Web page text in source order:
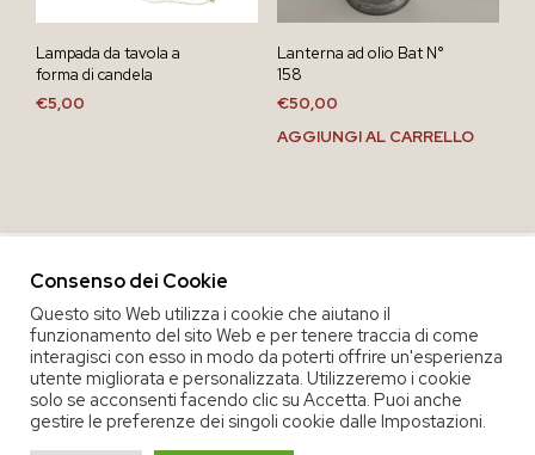
Lampada da tavola a
forma di candela
€5,00
Lanterna ad olio Bat N°
158
€50,00
AGGIUNGI AL CARRELLO
COPYRIGHT 2020 COOP. SOC. OFFICINA 68 |
Consenso dei Cookie
Questo sito Web utilizza i cookie che aiutano il
funzionamento del sito Web e per tenere traccia di come
interagisci con esso in modo da poterti offrire un'esperienza
utente migliorata e personalizzata. Utilizzeremo i cookie
solo se acconsenti facendo clic su Accetta. Puoi anche
gestire le preferenze dei singoli cookie dalle Impostazioni.